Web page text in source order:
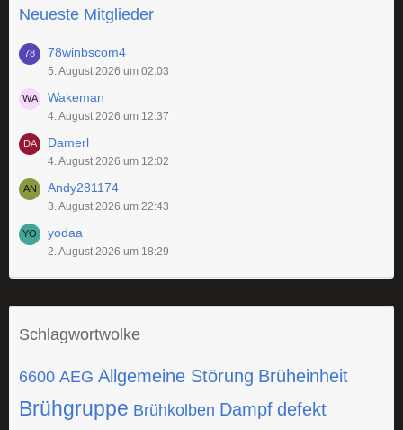
Neueste Mitglieder
78winbscom4
5. August 2026 um 02:03
Wakeman
4. August 2026 um 12:37
Damerl
4. August 2026 um 12:02
Andy281174
3. August 2026 um 22:43
yodaa
2. August 2026 um 18:29
Schlagwortwolke
6600 AEG Allgemeine Störung Brüheinheit
Brühgruppe Brühkolben Dampf defekt